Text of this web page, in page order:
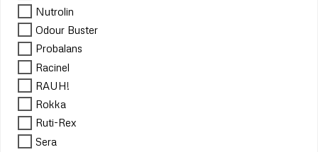
Nutrolin
Odour Buster
Probalans
Racinel
RAUH!
Rokka
Ruti-Rex
Sera